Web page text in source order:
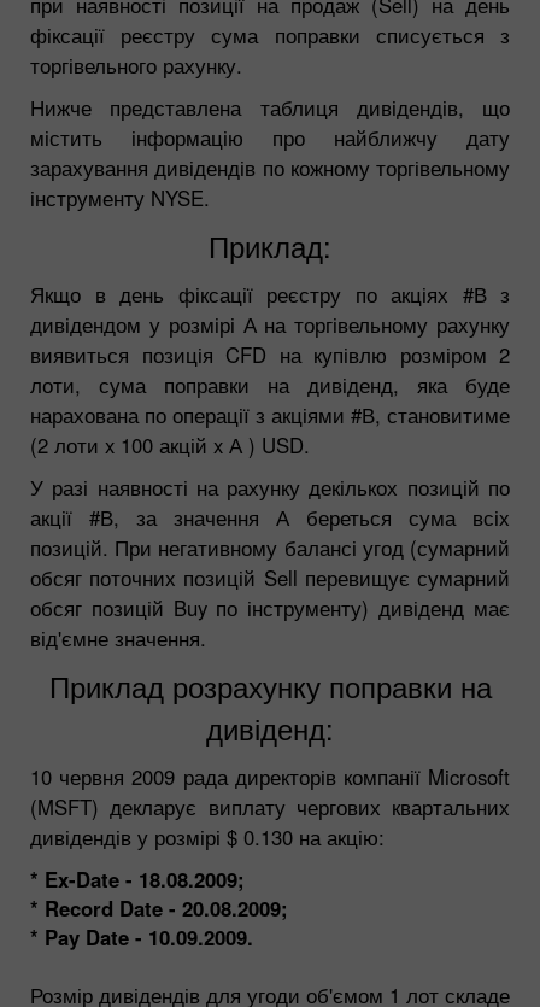
фіксації реєстру сума поправки списується з
торгівельного рахунку.
Нижче представлена таблиця дивідендів, що
містить інформацію про найближчу дату
зарахування дивідендів по кожному торгівельному
інструменту NYSE.
Приклад:
Якщо в день фіксації реєстру по акціях #В з
дивідендом у розмірі А на торгівельному рахунку
виявиться позиція CFD на купівлю розміром 2
лоти, сума поправки на дивіденд, яка буде
нарахована по операції з акціями #В, становитиме
(2 лоти x 100 акцій x А ) USD.
У разі наявності на рахунку декількох позицій по
акції #В, за значення А береться сума всіх
позицій. При негативному балансі угод (сумарний
обсяг поточних позицій Sell перевищує сумарний
обсяг позицій Buy по інструменту) дивіденд має
від'ємне значення.
Приклад розрахунку поправки на
дивіденд:
10 червня 2009 рада директорів компанії Microsoft
(MSFT) декларує виплату чергових квартальних
дивідендів у розмірі $ 0.130 на акцію:
* Ex-Date - 18.08.2009;
* Record Date - 20.08.2009;
* Pay Date - 10.09.2009.
Розмір дивідендів для угоди об'ємом 1 лот складе